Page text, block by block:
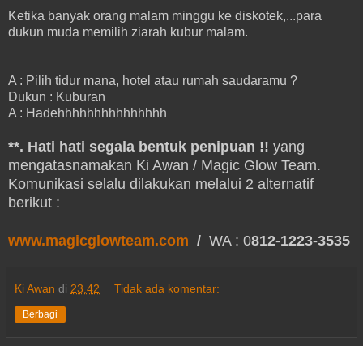
Ketika banyak orang malam minggu ke diskotek,...para
dukun muda memilih ziarah kubur malam.
A : Pilih tidur mana, hotel atau rumah saudaramu ?
Dukun : Kuburan
A : Hadehhhhhhhhhhhhhhh
**. Hati hati segala bentuk penipuan !! yang
mengatasnamakan Ki Awan / Magic Glow Team.
Komunikasi selalu dilakukan melalui 2 alternatif
berikut :
www.magicglowteam.com / WA : 0812-1223-3535
Ki Awan di 23.42 Tidak ada komentar:
Berbagi